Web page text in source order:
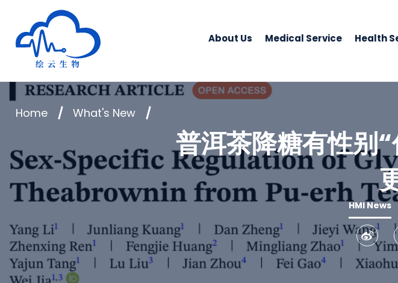
Human Metabolomics Institute
About Us
Medical Service Health
普洱茶降糖有性别
HMI News
Home What's New